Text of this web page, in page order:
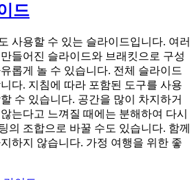
드
사용할 수 있는 슬라이드입니다. 여러
들어진 슬라이드와 브래킷으로 구성
롭게 놀 수 있습니다. 전체 슬라이드
다. 지침에 따라 포함된 도구를 사용
수 있습니다. 공간을 많이 차지하거
는다고 느껴질 때에는 분해하여 다시
의 조합으로 바꿀 수도 있습니다. 함께
하지 않습니다. 가정 여행을 위한 좋